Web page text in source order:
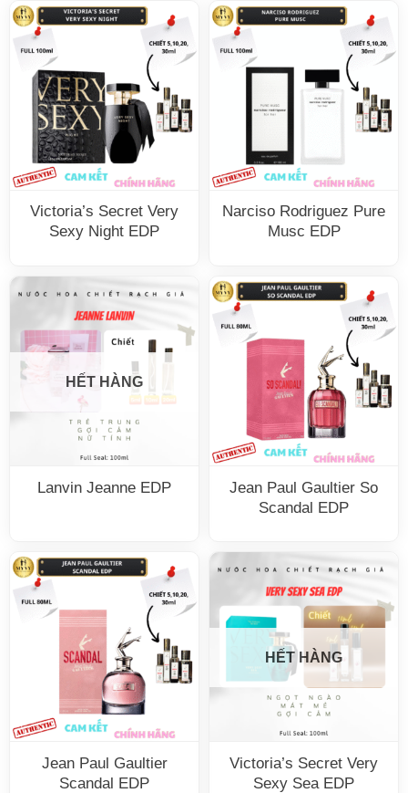
Victoria’s Secret Very
Sexy Night EDP
Narciso Rodriguez Pure
Musc EDP
HẾT HÀNG
Lanvin Jeanne EDP
Jean Paul Gaultier So
Scandal EDP
Jean Paul Gaultier
Scandal EDP
HẾT HÀNG
Victoria’s Secret Very
Sexy Sea EDP